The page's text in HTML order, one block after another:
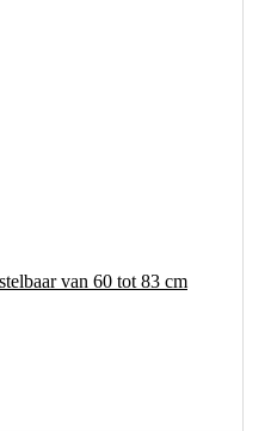
van 60 tot 83 cm